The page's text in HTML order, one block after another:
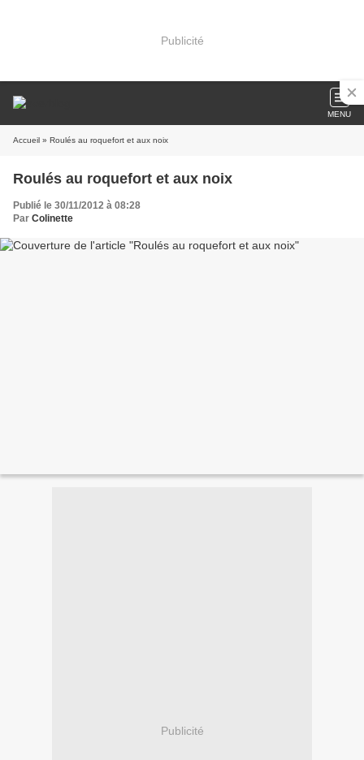
Publicité
MENU
Accueil » Roulés au roquefort et aux noix
Roulés au roquefort et aux noix
Publié le 30/11/2012 à 08:28
Par Colinette
Publicité